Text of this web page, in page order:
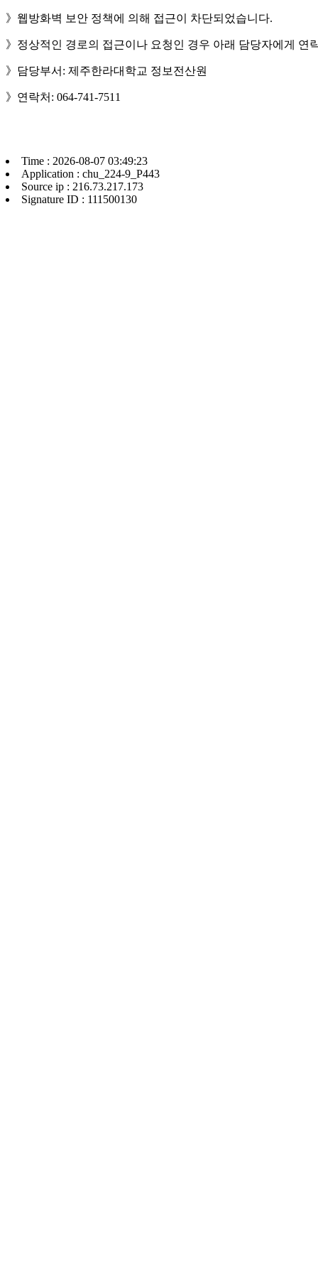
》웹방화벽 보안 정책에 의해 접근이 차단되었습니다.
》정상적인 경로의 접근이나 요청인 경우 아래 담당자에게 연
》담당부서: 제주한라대학교 정보전산원
》연락처: 064-741-7511
Time : 2026-08-07 03:49:23
Application : chu_224-9_P443
Source ip : 216.73.217.173
Signature ID : 111500130